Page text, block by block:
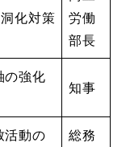
化対策
労働
部長
強化
知事
動の
総務